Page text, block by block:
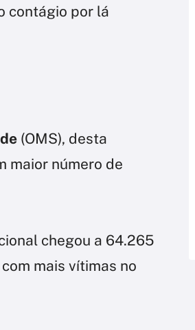
contágio por lá
(OMS), desta
maior número de
chegou a 64.265
mais vítimas no